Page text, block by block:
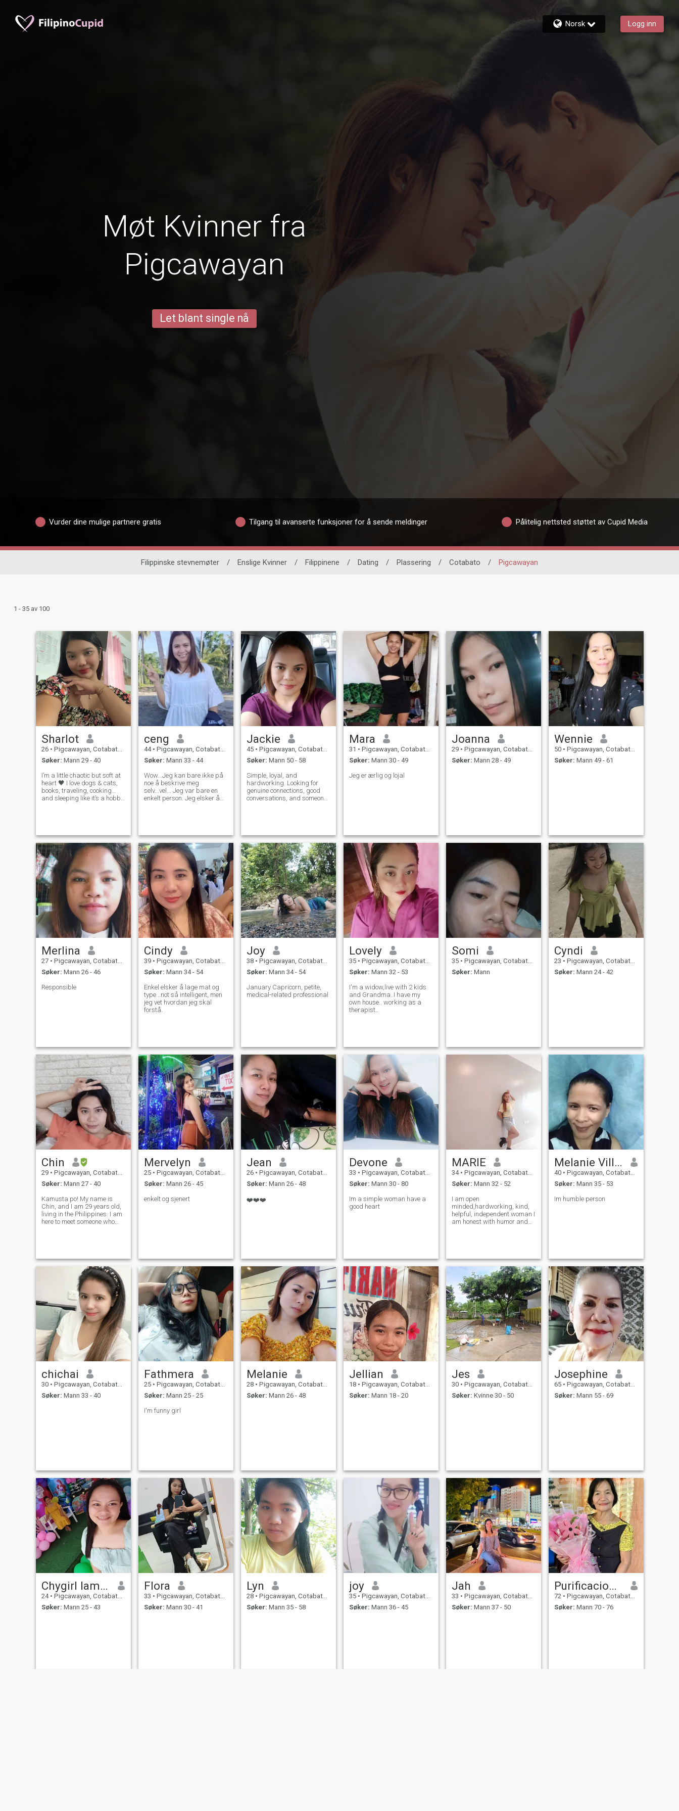
Norsk Logg inn
Møt Kvinner fra
Pigcawayan
Let blant single nå
Vurder dine mulige partnere gratis Tilgang til avanserte funksjoner for å sende meldinger Pålitelig nettsted støttet av Cupid Media
Filippinske stevnemøter / Enslige Kvinner / Filippinene / Dating / Plassering / Cotabato / Pigcawayan
1 - 35 av 100
Sharlot
26 • Pigcawayan, Cotabato, Filippinene
Søker: Mann 29 - 40
I’m a little chaotic but soft at
heart 🖤 I love dogs & cats,
books, traveling, cooking…
and sleeping like it’s a hobby
and overthink
ceng
44 • Pigcawayan, Cotabato, Filippinene
Søker: Mann 33 - 44
Wow...Jeg kan bare ikke på
noe å beskrive meg
selv...vel... Jeg var bare en
enkelt person. Jeg elsker å
(ASD)som jeg elsker så
mye...han bringer solskinn i
mitt liv...selv om heving for
barn er en utfordring, men
det er virkelig verdt det...
Jackie
45 • Pigcawayan, Cotabato, Filippinene
Søker: Mann 50 - 58
Simple, loyal, and
hardworking. Looking for
genuine connections, good
conversations, and someone
Mara
31 • Pigcawayan, Cotabato, Filippinene
Søker: Mann 30 - 49
Jeg er ærlig og lojal
Joanna
29 • Pigcawayan, Cotabato, Filippinene
Søker: Mann 28 - 49
Wennie
50 • Pigcawayan, Cotabato, Filippinene
Søker: Mann 49 - 61
Merlina
27 • Pigcawayan, Cotabato, Filippinene
Søker: Mann 26 - 46
Responsible
Cindy
39 • Pigcawayan, Cotabato, Filippinene
Søker: Mann 34 - 54
Enkel elsker å lage mat og
type ..not så intelligent, men
jeg vet hvordan jeg skal
forstå.
Joy
38 • Pigcawayan, Cotabato, Filippinene
Søker: Mann 34 - 54
January Capricorn, petite,
medical-related professional
Lovely
35 • Pigcawayan, Cotabato, Filippinene
Søker: Mann 32 - 53
I'm a widow,live with 2 kids
and Grandma..I have my
own house.. working as a
therapist..
Somi
35 • Pigcawayan, Cotabato, Filippinene
Søker: Mann
Cyndi
23 • Pigcawayan, Cotabato, Filippinene
Søker: Mann 24 - 42
Chin
29 • Pigcawayan, Cotabato, Filippinene
Søker: Mann 27 - 40
Kamusta po! My name is
Chin, and I am 29 years old,
living in the Philippines. I am
here to meet someone who
looking for someone resp
Mervelyn
25 • Pigcawayan, Cotabato, Filippinene
Søker: Mann 26 - 45
enkelt og sjenert
Jean
26 • Pigcawayan, Cotabato, Filippinene
Søker: Mann 26 - 48
❤️❤️❤️
Devone
33 • Pigcawayan, Cotabato, Filippinene
Søker: Mann 30 - 80
Im a simple woman have a
good heart
MARIE
34 • Pigcawayan, Cotabato, Filippinene
Søker: Mann 32 - 52
I am open
minded,hardworking, kind,
helpful, independent woman I
am honest with humor and
willing to marry me even
though I have children, I am a
Melanie Villagorda
40 • Pigcawayan, Cotabato, Filippinene
Søker: Mann 35 - 53
Im humble person
chichai
30 • Pigcawayan, Cotabato, Filippinene
Søker: Mann 33 - 40
Fathmera
25 • Pigcawayan, Cotabato, Filippinene
Søker: Mann 25 - 25
I'm funny girl
Melanie
28 • Pigcawayan, Cotabato, Filippinene
Søker: Mann 26 - 48
Jellian
18 • Pigcawayan, Cotabato, Filippinene
Søker: Mann 18 - 20
Jes
30 • Pigcawayan, Cotabato, Filippinene
Søker: Kvinne 30 - 50
Josephine
65 • Pigcawayan, Cotabato, Filippinene
Søker: Mann 55 - 69
Chygirl lambang
24 • Pigcawayan, Cotabato, Filippinene
Søker: Mann 25 - 43
Flora
33 • Pigcawayan, Cotabato, Filippinene
Søker: Mann 30 - 41
Lyn
28 • Pigcawayan, Cotabato, Filippinene
Søker: Mann 35 - 58
joy
35 • Pigcawayan, Cotabato, Filippinene
Søker: Mann 36 - 45
Jah
33 • Pigcawayan, Cotabato, Filippinene
Søker: Mann 37 - 50
Purificacion Balsomo
72 • Pigcawayan, Cotabato, Filippinene
Søker: Mann 70 - 76